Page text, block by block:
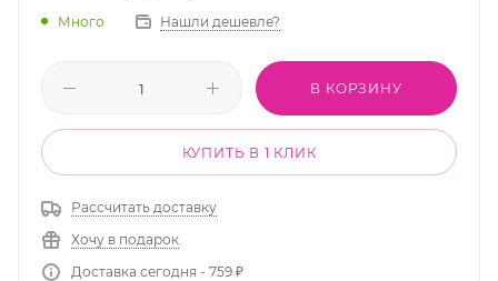
Много Нашли дешевле?
В КОРЗИНУ
КУПИТЬ В 1 КЛИК
Рассчитать доставку
Хочу в подарок
Доставка сегодня - 759 ₽